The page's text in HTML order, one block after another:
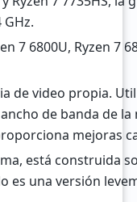
7 6800U, Ryzen 7
de video propia.
de banda de
mejoras
está construida
es una versión